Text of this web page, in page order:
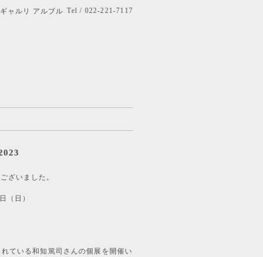
ャルリ アルブル Tel / 022-221-7117
ざいました。
日（日）
ている和知篤司さんの個展を開催い